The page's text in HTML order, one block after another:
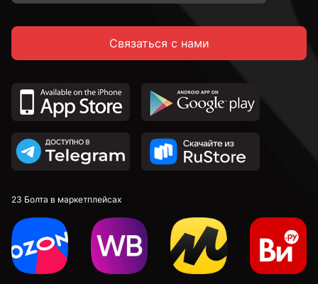
Связаться с нами
23 Болта в маркетплейсах